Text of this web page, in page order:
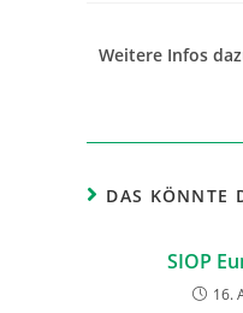
Weitere Infos
DAS KÖNNTE
SIOP
16.